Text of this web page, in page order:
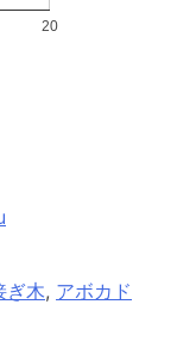
20
ぎ木, アボカド